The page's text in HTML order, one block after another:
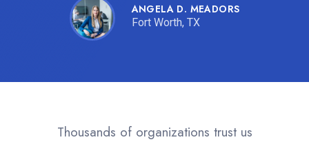
ANGELA D. MEADORS
Fort Worth, TX
Thousands of organizations trust us